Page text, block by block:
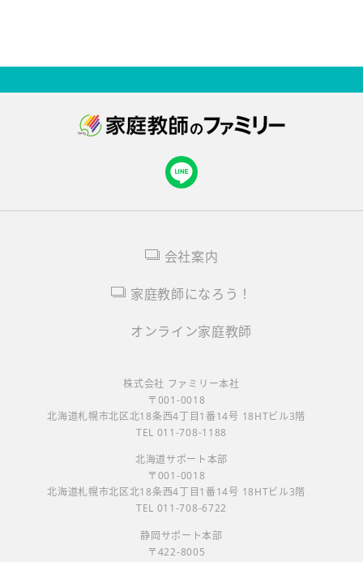
オンライン家庭教師
家庭教師になろう！
会社案内
株式会社 ファミリー本社
〒001-0018
北海道札幌市北区北18条西4丁目1番14号 18HTビル3階
TEL 011-708-1188
北海道サポート本部
〒001-0018
北海道札幌市北区北18条西4丁目1番14号 18HTビル3階
TEL 011-708-6722
静岡サポート本部
〒422-8005